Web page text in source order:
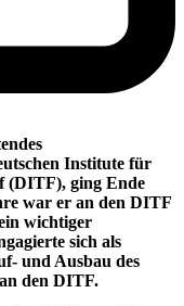
Institute für
(DITF), ging Ende
war er an den DITF
wichtiger
sich als
und Ausbau des
den DITF.